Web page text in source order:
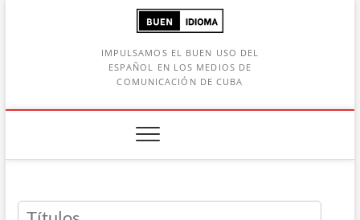
IMPULSAMOS EL BUEN USO DEL
ESPAÑOL EN LOS MEDIOS DE
COMUNICACIÓN DE CUBA